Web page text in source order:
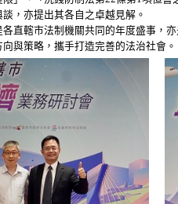
，亦提出其各自之卓越見解。
轄市法制機關共同的年度盛事，
與策略，攜手打造完善的法治社會。